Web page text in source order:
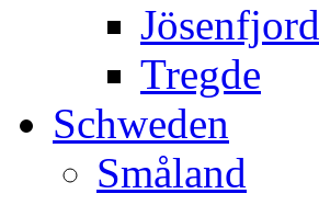
Jösenfjord
Tregde
Schweden
Småland